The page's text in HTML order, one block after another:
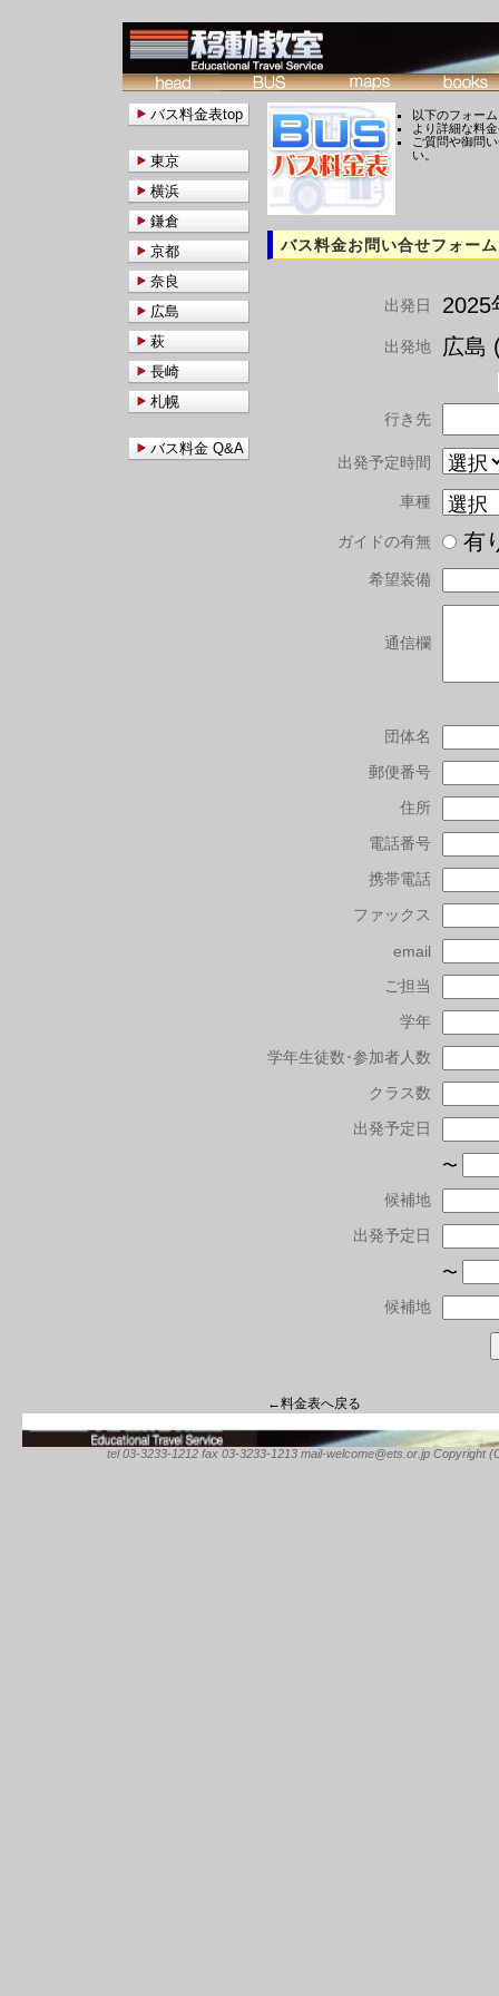
以下のフォー
より詳細な料
ご質問や御問
い。
バス料金お問い合せフォーム
出発日 2025
出発地 広島
行き先
出発予定時間
車種
ガイドの有無
希望装備
通信欄
団体名
郵便番号
住所
電話番号
携帯電話
ファックス
email
ご担当
学年
学年生徒数･参加者人数
クラス数
出発予定日
〜
候補地
出発予定日
〜
候補地
←料金表へ戻る
バス料金表top
東京
横浜
鎌倉
京都
奈良
広島
萩
長崎
札幌
バス料金 Q&A
tel 03-3233-1212 fax 03-3233-1213 mail-welcome@ets.or.jp Copyright